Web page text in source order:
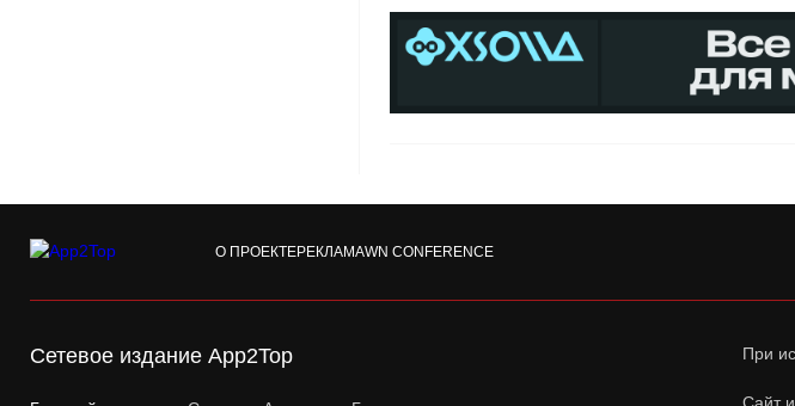
О ПРОЕКТЕРЕКЛАМАWN CONFERENCE
Сетевое издание App2Top При
Сайт